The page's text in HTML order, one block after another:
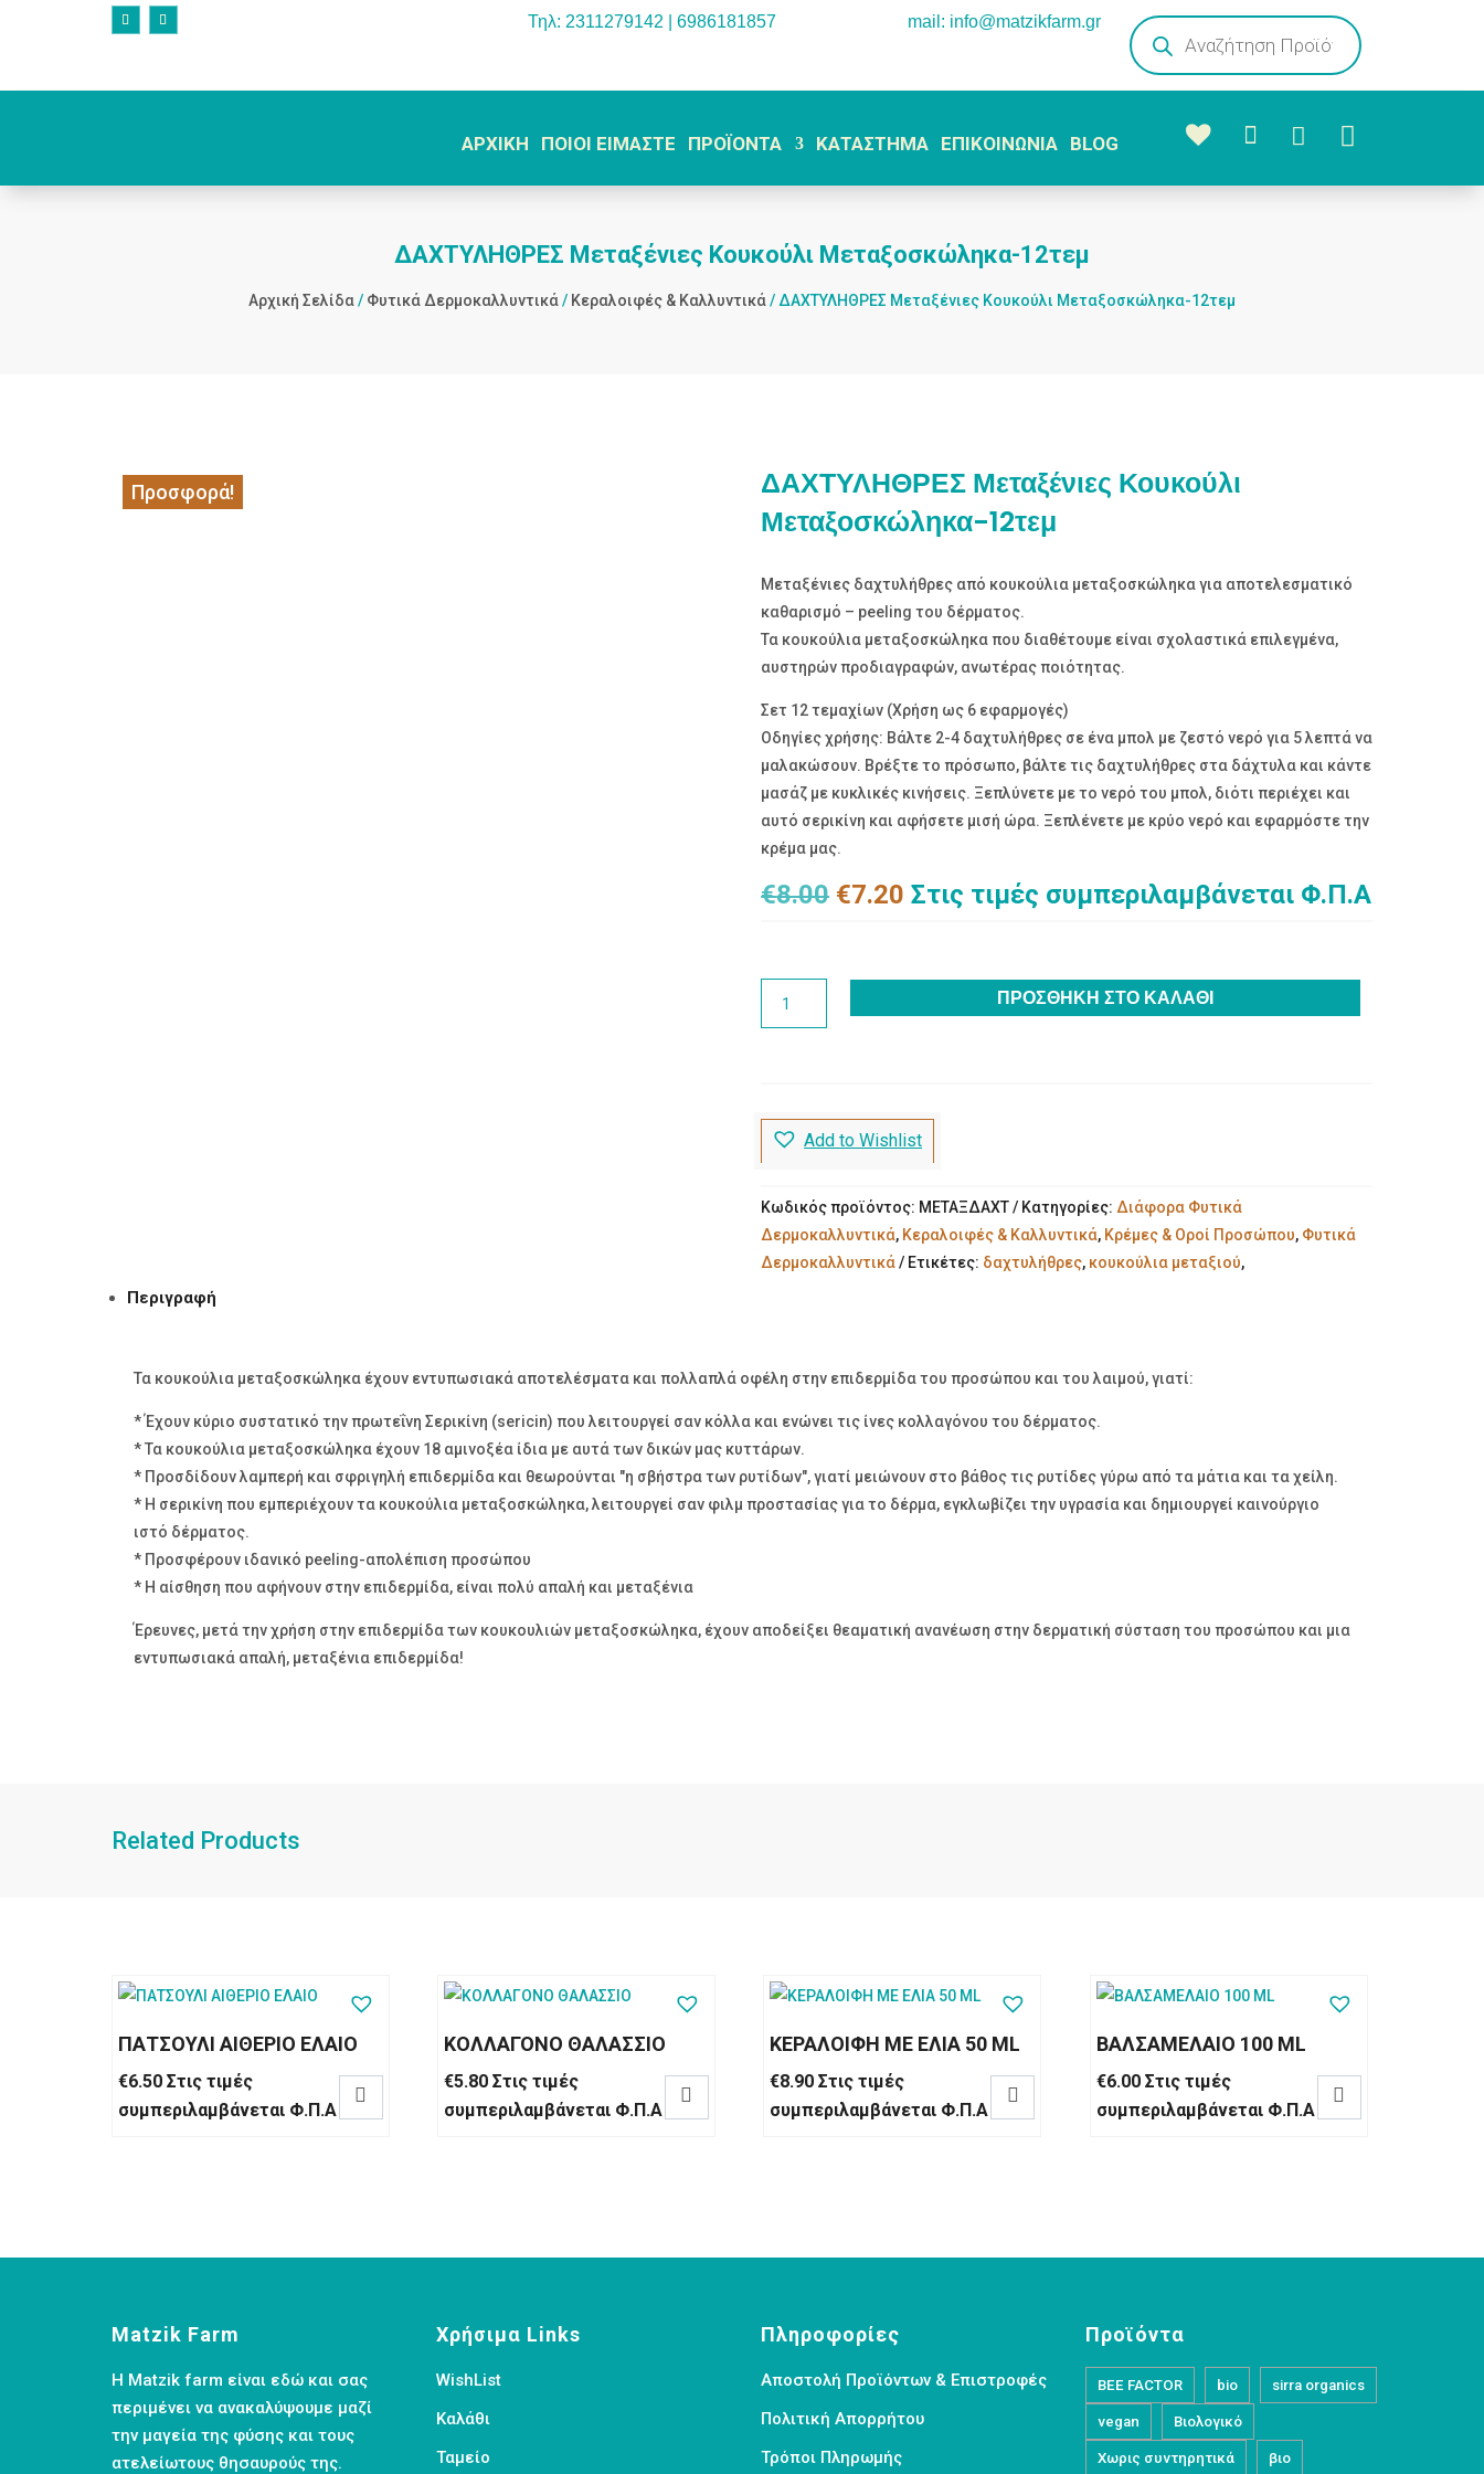
Τηλ: 2311279142 | 6986181857 mail: info@matzikfarm.gr
Products
search
ΑΡΧΙΚΗ ΠΟΙΟΙ ΕΙΜΑΣΤΕ ΠΡΟΪΟΝΤΑ ΚΑΤΑΣΤΗΜΑ ΕΠΙΚΟΙΝΩΝΙΑ BLOG   
ΔΑΧΤΥΛΗΘΡΕΣ Μεταξένιες Κουκούλι Μεταξοσκώληκα-12τεμ
Αρχική Σελίδα/ Φυτικά Δερμοκαλλυντικά/ Κεραλοιφές & Καλλυντικά/ ΔΑΧΤΥΛΗΘΡΕΣ Μεταξένιες Κουκούλι Μεταξοσκώληκα-12τεμ
Προσφορά!
ΔΑΧΤΥΛΗΘΡΕΣ Μεταξένιες Κουκούλι
Μεταξοσκώληκα-12τεμ
Μεταξένιες δαχτυλήθρες από κουκούλια μεταξοσκώληκα για αποτελεσματικό
καθαρισμό – peeling του δέρματος.
Τα κουκούλια μεταξοσκώληκα που διαθέτουμε είναι σχολαστικά επιλεγμένα,
αυστηρών προδιαγραφών, ανωτέρας ποιότητας.
Σετ 12 τεμαχίων (Χρήση ως 6 εφαρμογές)
Οδηγίες χρήσης: Βάλτε 2-4 δαχτυλήθρες σε ένα μπολ με ζεστό νερό για 5 λεπτά να
μαλακώσουν. Βρέξτε το πρόσωπο, βάλτε τις δαχτυλήθρες στα δάχτυλα και κάντε
μασάζ με κυκλικές κινήσεις. Ξεπλύνετε με το νερό του μπολ, διότι περιέχει και
αυτό σερικίνη και αφήσετε μισή ώρα. Ξεπλένετε με κρύο νερό και εφαρμόστε την
κρέμα μας.
€8.00 Original
€8.00.
€7.20 Η
είναι:
Στις τιμές συμπεριλαμβάνεται Φ.Π.Α
Μεταξένιες
ΠΡΟΣΘΉΚΗ ΣΤΟ ΚΑΛΆΘΙ
Add to Wishlist
Κωδικός προϊόντος: ΜΕΤΑΞΔΑΧΤ Κατηγορίες:Διάφορα Φυτικά
Δερμοκαλλυντικά, Κεραλοιφές & Καλλυντικά, Κρέμες & Οροί Προσώπου, Φυτικά
Δερμοκαλλυντικά
Ετικέτες: δαχτυλήθρες, κουκούλια μεταξιού,
Περιγραφή
Τα κουκούλια μεταξοσκώληκα έχουν εντυπωσιακά αποτελέσματα και πολλαπλά οφέλη στην επιδερμίδα του προσώπου και του λαιμού, γιατί:
* Έχουν κύριο συστατικό την πρωτεΐνη Σερικίνη (sericin) που λειτουργεί σαν κόλλα και ενώνει τις ίνες κολλαγόνου του δέρματος.
* Τα κουκούλια μεταξοσκώληκα έχουν 18 αμινοξέα ίδια με αυτά των δικών μας κυττάρων.
* Προσδίδουν λαμπερή και σφριγηλή επιδερμίδα και θεωρούνται "η σβήστρα των ρυτίδων", γιατί μειώνουν στο βάθος τις ρυτίδες γύρω από τα μάτια και τα χείλη.
* Η σερικίνη που εμπεριέχουν τα κουκούλια μεταξοσκώληκα, λειτουργεί σαν φιλμ προστασίας για το δέρμα, εγκλωβίζει την υγρασία και δημιουργεί καινούργιο
ιστό δέρματος.
* Προσφέρουν ιδανικό peeling-απολέπιση προσώπου
* Η αίσθηση που αφήνουν στην επιδερμίδα, είναι πολύ απαλή και μεταξένια
Έρευνες, μετά την χρήση στην επιδερμίδα των κουκουλιών μεταξοσκώληκα, έχουν αποδείξει θεαματική ανανέωση στην δερματική σύσταση του προσώπου και μια
εντυπωσιακά απαλή, μεταξένια επιδερμίδα!
Related Products
ΠΑΤΣΟΥΛΙ ΑΙΘΕΡΙΟ ΕΛΑΙΟ
€6.50 Στις τιμές
συμπεριλαμβάνεται Φ.Π.Α

ΚΟΛΛΑΓΟΝΟ ΘΑΛΑΣΣΙΟ
€5.80 Στις τιμές
συμπεριλαμβάνεται Φ.Π.Α

ΚΕΡΑΛΟΙΦΗ ΜΕ ΕΛΙΑ 50 ML
€8.90 Στις τιμές
συμπεριλαμβάνεται Φ.Π.Α

ΒΑΛΣΑΜΕΛΑΙΟ 100 ML
€6.00 Στις τιμές
συμπεριλαμβάνεται Φ.Π.Α

Matzik Farm
Η Matzik farm είναι εδώ και σας
περιμένει να ανακαλύψουμε μαζί
την μαγεία της φύσης και τους
ατελείωτους θησαυρούς της.
Χρήσιμα Links
WishList
Καλάθι
Ταμείο
Πληροφορίες
Αποστολή Προϊόντων & Επιστροφές
Πολιτική Απορρήτου
Τρόποι Πληρωμής
Προϊόντα
BEE FACTOR bio sirra organics
vegan Βιολογικό
Χωρις συντηρητικά βιο